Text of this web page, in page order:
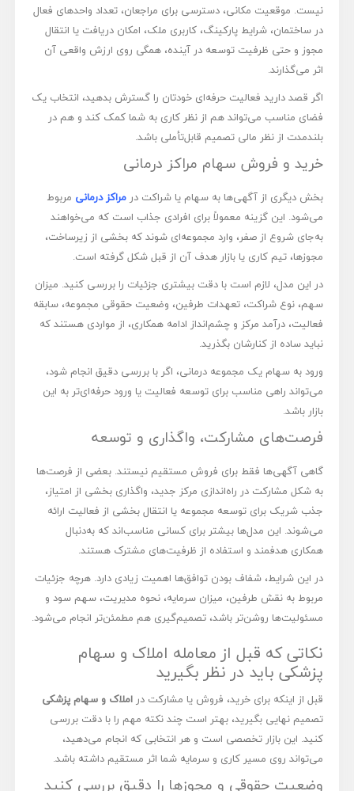
نیست. موقعیت مکانی، دسترسی برای مراجعان، تعداد واحدهای فعال
در ساختمان، شرایط پارکینگ، کاربری ملک، امکان دریافت یا انتقال
مجوز و حتی ظرفیت توسعه در آینده، همگی روی ارزش واقعی آن
اثر می‌گذارند.
اگر قصد دارید فعالیت حرفه‌ای خودتان را گسترش بدهید، انتخاب یک
فضای مناسب می‌تواند هم از نظر کاری به شما کمک کند و هم در
بلندمدت از نظر مالی تصمیم قابل‌تأملی باشد.
خرید و فروش سهام مراکز درمانی
بخش دیگری از آگهی‌ها به سهام یا شراکت درمراکز درمانی مربوط
می‌شود. این گزینه معمولاً برای افرادی جذاب است که می‌خواهند
به‌جای شروع از صفر، وارد مجموعه‌ای شوند که بخشی از زیرساخت،
مجوزها، تیم کاری یا بازار هدف آن از قبل شکل گرفته است.
در این مدل، لازم است با دقت بیشتری جزئیات را بررسی کنید. میزان
سهم، نوع شراکت، تعهدات طرفین، وضعیت حقوقی مجموعه، سابقه
فعالیت، درآمد مرکز و چشم‌انداز ادامه همکاری، از مواردی هستند که
نباید ساده از کنارشان بگذرید.
ورود به سهام یک مجموعه درمانی، اگر با بررسی دقیق انجام شود،
می‌تواند راهی مناسب برای توسعه فعالیت یا ورود حرفه‌ای‌تر به این
بازار باشد.
فرصت‌های مشارکت، واگذاری و توسعه
گاهی آگهی‌ها فقط برای فروش مستقیم نیستند. بعضی از فرصت‌ها
به شکل مشارکت در راه‌اندازی مرکز جدید، واگذاری بخشی از امتیاز،
جذب شریک برای توسعه مجموعه یا انتقال بخشی از فعالیت ارائه
می‌شوند. این مدل‌ها بیشتر برای کسانی مناسب‌اند که به‌دنبال
همکاری هدفمند و استفاده از ظرفیت‌های مشترک هستند.
در این شرایط، شفاف بودن توافق‌ها اهمیت زیادی دارد. هرچه جزئیات
مربوط به نقش طرفین، میزان سرمایه، نحوه مدیریت، سهم سود و
مسئولیت‌ها روشن‌تر باشد، تصمیم‌گیری هم مطمئن‌تر انجام می‌شود.
نکاتی که قبل از معامله املاک و سهام
پزشکی باید در نظر بگیرید
قبل از اینکه برای خرید، فروش یا مشارکت دراملاک و سهام پزشکی
تصمیم نهایی بگیرید، بهتر است چند نکته مهم را با دقت بررسی
کنید. این بازار تخصصی است و هر انتخابی که انجام می‌دهید،
می‌تواند روی مسیر کاری و سرمایه شما اثر مستقیم داشته باشد.
وضعیت حقوقی و مجوزها را دقیق بررسی کنید